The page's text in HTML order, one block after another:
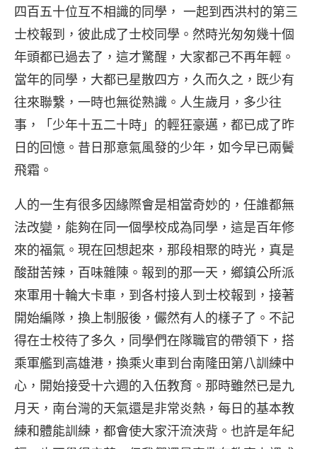
四百五十位互不相識的同學， 一起到西洪村的第三
士校報到，彼此成了士校同學。然時光匆匆幾十個
年頭都已過去了，這才驚醒，大家都己不再年輕。
當年的同學，大都已星散四方，久而久之，既少有
往來聯繫，一時也無從熟識。人生歲月，多少往
事，「少年十五二十時」的輕狂豪邁，都已成了昨
日的回憶。昔日那意氣風發的少年，如今早已兩鬢
飛霜。
人的一生有很多因緣際會是相當奇妙的，任誰都無
法改變，能夠在同一個學校成為同學，這是百年修
來的福氣。現在回想起來，那段相聚的時光，真是
酸甜苦辣，百味雜陳。報到的那一天，鄉鎮公所派
來軍用十輪大卡車，到各村接人到士校報到，接著
開始編隊，換上制服後，儼然有人的樣子了。不記
得在士校待了多久，同學們在隊職官的帶領下，搭
乘軍艦到高雄港，換乘火車到台南隆田第八訓練中
心，開始接受十六週的入伍教育。那時雖然已是九
月天，南台灣的天氣還是非常炎熱，每日的基本教
練和體能訓練，都會使大家汗流浹背。也許是年紀